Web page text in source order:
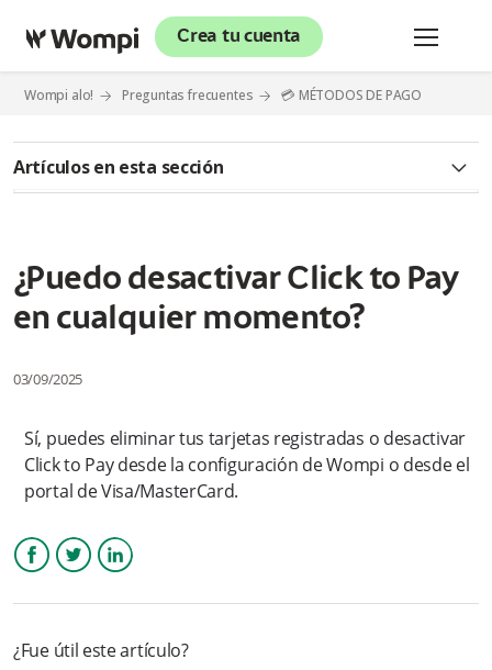
Crea tu cuenta
Wompi alo! Preguntas frecuentes 💳 MÉTODOS DE PAGO
Artículos en esta sección
¿Qué es Click to Pay?
¿Es seguro usar Click to Pay?
¿Cómo puedo activar Click to Pay?
¿Quiénes pueden usar Click to Pay?
¿Click to Pay guarda mis datos bancarios?
¿Puedo desactivar Click to Pay
en cualquier momento?
03/09/2025
Sí, puedes eliminar tus tarjetas registradas o desactivar
Click to Pay desde la configuración de Wompi o desde el
portal de Visa/MasterCard.
¿Fue útil este artículo?